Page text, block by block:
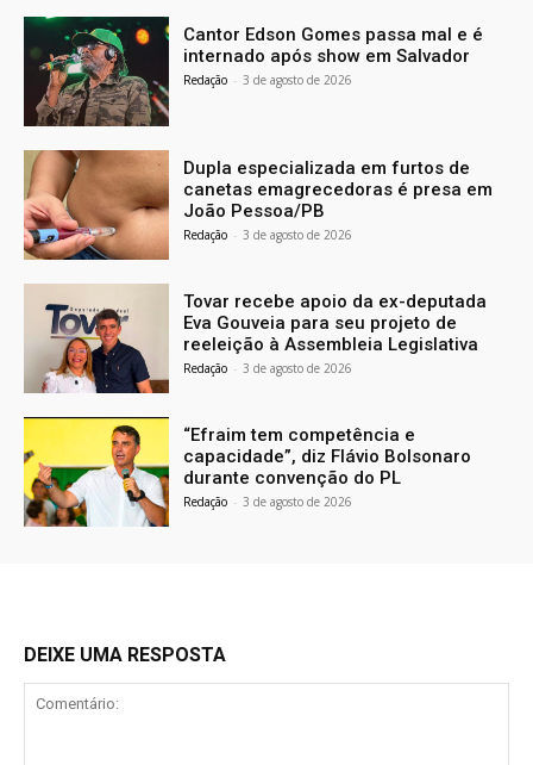
Cantor Edson Gomes passa mal e é
internado após show em Salvador
Redação - 3 de agosto de 2026
Dupla especializada em furtos de
canetas emagrecedoras é presa em
João Pessoa/PB
Redação - 3 de agosto de 2026
Tovar recebe apoio da ex-deputada
Eva Gouveia para seu projeto de
reeleição à Assembleia Legislativa
Redação - 3 de agosto de 2026
“Efraim tem competência e
capacidade”, diz Flávio Bolsonaro
durante convenção do PL
Redação - 3 de agosto de 2026
DEIXE UMA RESPOSTA